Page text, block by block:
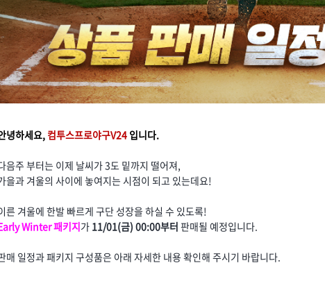
녕하세요, 컴투스프로야구V24 입니다.
음주 부터는 이제 날씨가 3도 밑까지 떨어져,
을과 겨울의 사이에 놓여지는 시점이 되고 있는데요!
른 겨울에 한발 빠르게 구단 성장을 하실 수 있도록!
Winter 패키지가 11/01(금) 00:00부터 판매될 예정입니다.
매 일정과 패키지 구성품은 아래 자세한 내용 확인해 주시기 바랍니다.